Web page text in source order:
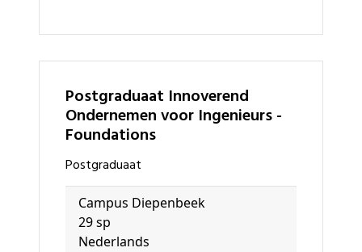
Postgraduaat Innoverend
Ondernemen voor Ingenieurs -
Foundations
Postgraduaat
Campus Diepenbeek
29 sp
Nederlands